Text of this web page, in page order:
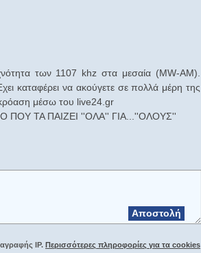
των 1107 khz στα μεσαία (MW-AM).
καταφέρει να ακούγετε σε πολλά μέρη της
μέσω του live24.gr
ΠΟΥ ΤΑ ΠΑΙΖΕΙ ''ΟΛΑ'' ΓΙΑ...''ΟΛΟΥΣ''
Αποστολή
IP. Περισσότερες πληροφορίες για τα cookies